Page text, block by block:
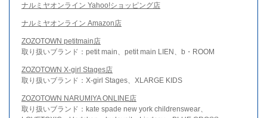
ナルミヤオンライン Yahoo!ショッピング店
ナルミヤオンライン Amazon店
ZOZOTOWN petitmain店
取り扱いブランド：petit main、petit main LIEN、b・ROOM
ZOZOTOWN X-girl Stages店
取り扱いブランド：X-girl Stages、XLARGE KIDS
ZOZOTOWN NARUMIYA ONLINE店
取り扱いブランド：kate spade new york childrenswear、